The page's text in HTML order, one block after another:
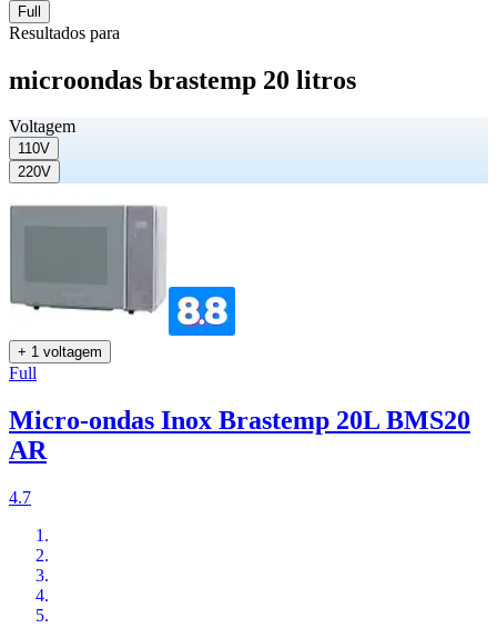
Full
Resultados para
microondas brastemp 20 litros
Voltagem
110V
220V
+ 1 voltagem
Full
Micro-ondas Inox Brastemp 20L BMS20
AR
4.7